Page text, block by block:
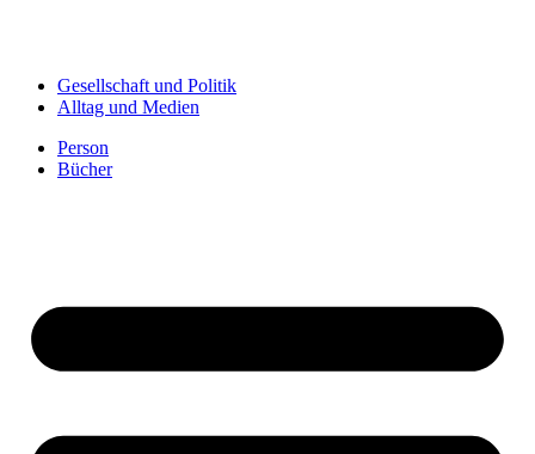
Gesellschaft und Politik
Alltag und Medien
Person
Bücher